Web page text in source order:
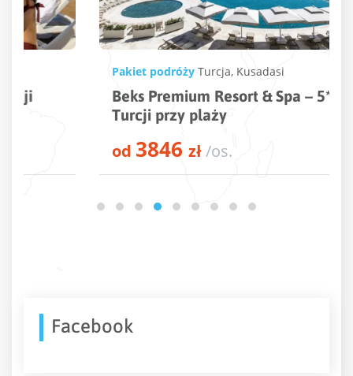
Pakiet podróży Turcja,Kusadasi
Beks Premium Resort & Spa – 5* hotel w
Turcji przy plaży
zł/os.
Facebook